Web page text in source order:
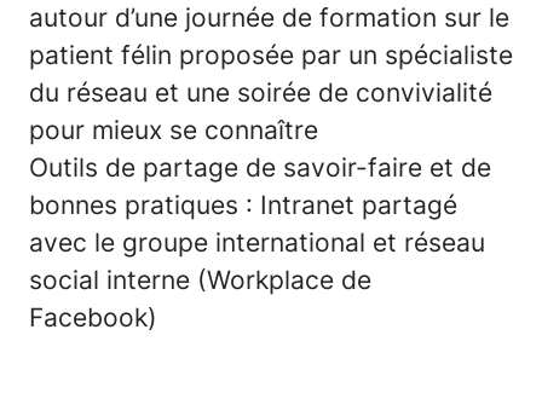
autour d’une journée de formation sur le
patient félin proposée par un spécialiste
du réseau et une soirée de convivialité
pour mieux se connaître
Outils de partage de savoir-faire et de
bonnes pratiques : Intranet partagé
avec le groupe international et réseau
social interne (Workplace de
Facebook)